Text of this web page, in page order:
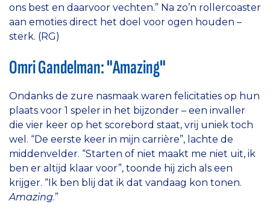
ons best en daarvoor vechten.” Na zo’n rollercoaster
aan emoties direct het doel voor ogen houden –
sterk. (RG)
Omri Gandelman: "Amazing"
Ondanks de zure nasmaak waren felicitaties op hun
plaats voor 1 speler in het bijzonder – een invaller
die vier keer op het scorebord staat, vrij uniek toch
wel. “De eerste keer in mijn carrière”, lachte de
middenvelder. “Starten of niet maakt me niet uit, ik
ben er altijd klaar voor”, toonde hij zich als een
krijger. “Ik ben blij dat ik dat vandaag kon tonen.
Amazing.”